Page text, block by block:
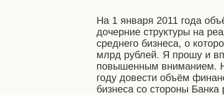
На 1 января 2011 года
дочерние структуры на
среднего бизнеса, о
млрд рублей. Я прошу и
повышенным вниманием.
году довести объём
бизнеса со стороны